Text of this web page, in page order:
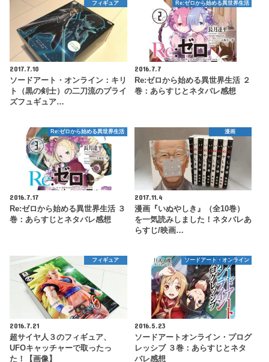
フィギュア
2017.7.10
ソードアート・オンライン：キリ
ト（黒の剣士）の二刀流のプライ
ズフュギュア…
Re:ゼロから始める異世界生活
2016.7.7
Re:ゼロから始める異世界生活 ２
巻：あらすじとネタバレ感想
Re:ゼロから始める異世界生活
2016.7.17
Re:ゼロから始める異世界生活 ３
巻：あらすじとネタバレ感想
漫画
2017.11.4
漫画『いぬやしき』（全10巻）
を一気読みしました！ネタバレあ
らすじ/映画…
フィギュア
2016.7.21
超サイヤ人３のフィギュア、
UFOキャッチャーで取ったっ
た！【画像】
ソードアート・オンライン
2016.5.23
ソードアートオンライン・プログ
レッシブ ３巻：あらすじとネタ
バレ感想